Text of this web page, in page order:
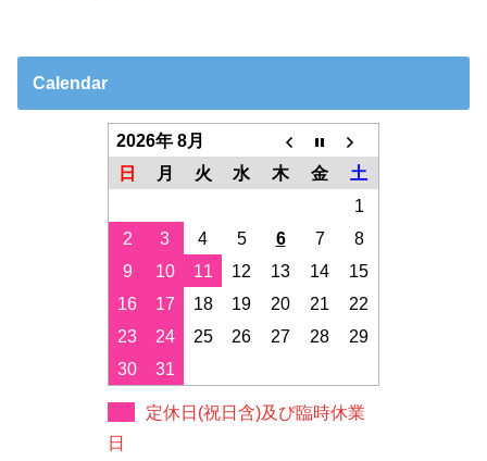
Calendar
2026年 8月
日
月 火 水 木 金
土
1
2
3 4 5 6 7
8
9
10 11 12 13 14
15
16
17 18 19 20 21
22
23
24 25 26 27 28
29
30
31
定休日(祝日含)及び臨時休業
日